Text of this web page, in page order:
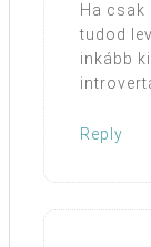
Ha
tudod
inkább
Reply